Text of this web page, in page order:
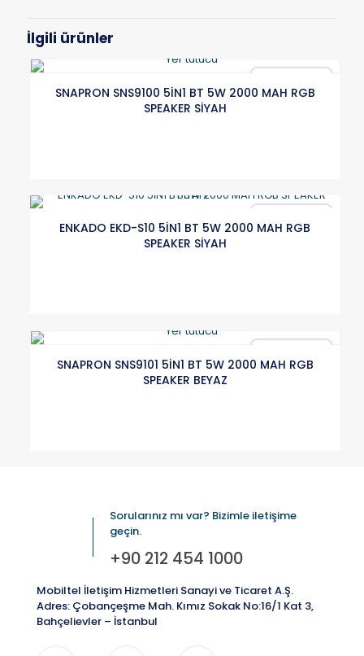
İlgili ürünler
SNAPRON SNS9100 5İN1 BT 5W 2000 MAH RGB
SPEAKER SİYAH
ENKADO EKD-S10 5İN1 BT 5W 2000 MAH RGB
SPEAKER SİYAH
SNAPRON SNS9101 5İN1 BT 5W 2000 MAH RGB
SPEAKER BEYAZ
Sorularınız mı var? Bizimle iletişime
geçin.
+90 212 454 1000
Mobiltel İletişim Hizmetleri Sanayi ve Ticaret A.Ş.
Adres: Çobançeşme Mah. Kımız Sokak No:16/1 Kat 3,
Bahçelievler – İstanbul